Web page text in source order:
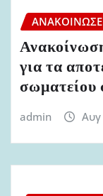
για τα
σωματείου
admin Αυγ